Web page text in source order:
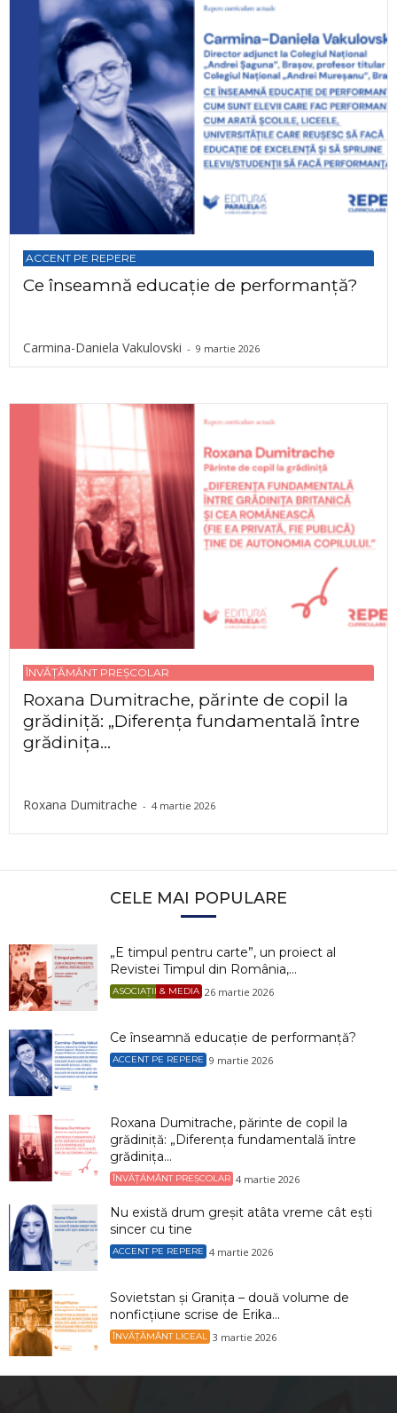
ACCENT PE REPERE
Ce înseamnă educație de performanță?
Carmina-Daniela Vakulovski - 9 martie 2026
ÎNVĂȚĂMÂNT PREȘCOLAR
Roxana Dumitrache, părinte de copil la
grădiniță: „Diferența fundamentală între
grădinița...
Roxana Dumitrache - 4 martie 2026
CELE MAI POPULARE
„E timpul pentru carte”, un proiect al
Revistei Timpul din România,...
ASOCIAȚII & MEDIA 26 martie 2026
Ce înseamnă educație de performanță?
ACCENT PE REPERE 9 martie 2026
Roxana Dumitrache, părinte de copil la
grădiniță: „Diferența fundamentală între
grădinița...
ÎNVĂȚĂMÂNT PREȘCOLAR 4 martie 2026
Nu există drum greșit atâta vreme cât ești
sincer cu tine
ACCENT PE REPERE 4 martie 2026
Sovietstan și Granița – două volume de
nonficțiune scrise de Erika...
ÎNVĂȚĂMÂNT LICEAL 3 martie 2026